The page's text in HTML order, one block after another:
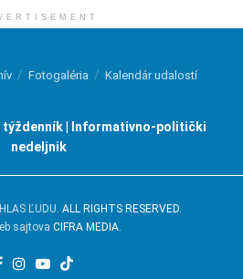
Fotogaléria Kalendár udalostí
| Informativno-politički
nedeljnik
HLAS ĽUDU . ALL RIGHTS RESERVED.
sajtova CIFRA MEDIA.